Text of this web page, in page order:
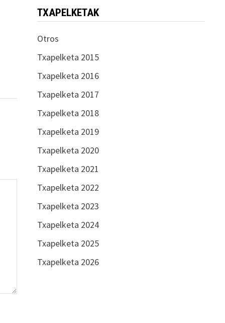
TXAPELKETAK
Otros
Txapelketa 2015
Txapelketa 2016
Txapelketa 2017
Txapelketa 2018
Txapelketa 2019
Txapelketa 2020
Txapelketa 2021
Txapelketa 2022
Txapelketa 2023
Txapelketa 2024
Txapelketa 2025
Txapelketa 2026